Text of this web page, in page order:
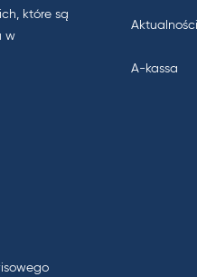
które są
w
Aktualności
A-kassa